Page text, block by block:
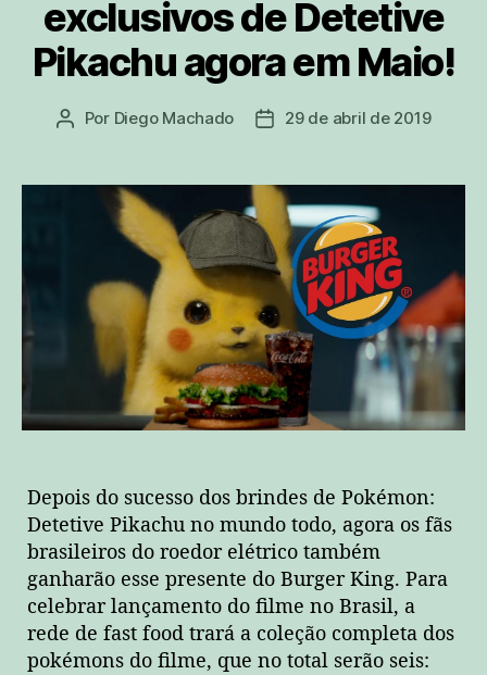
exclusivos de Detetive
Pikachu agora em Maio!
Autor
Por Diego Machado
Data29 de abril de 2019
Depois do sucesso dos brindes de Pokémon:
Detetive Pikachu no mundo todo, agora os fãs
brasileiros do roedor elétrico também
ganharão esse presente do Burger King. Para
celebrar lançamento do filme no Brasil, a
rede de fast food trará a coleção completa dos
pokémons do filme, que no total serão seis: